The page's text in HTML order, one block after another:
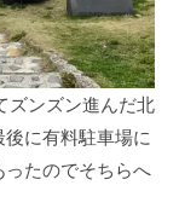
ズンズン進んだ北
に有料駐車場に
たのでそちらへ